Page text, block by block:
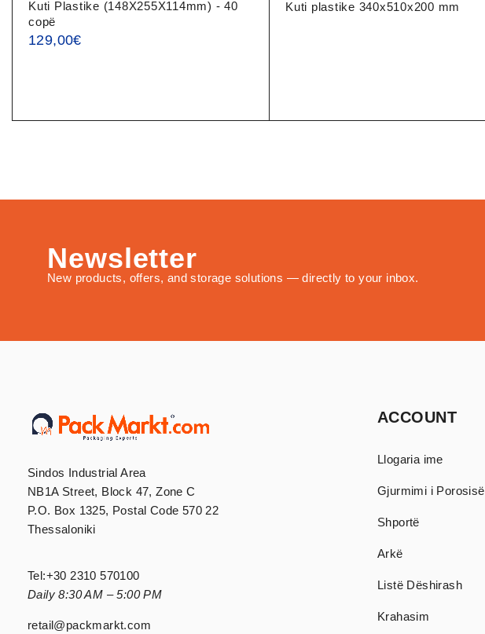
Kuti Plastike (148X255X114mm) - 40
copë
129,00€
Kuti plastike 340x510x200 mm
Newsletter
New products, offers, and storage solutions — directly to your inbox.
Sindos Industrial Area
NB1A Street, Block 47, Zone C
P.O. Box 1325, Postal Code 570 22
Thessaloniki
Tel:+30 2310 570100
Daily 8:30 AM – 5:00 PM
retail@packmarkt.com
ACCOUNT
Llogaria ime
Gjurmimi i Porosisë
Shportë
Arkë
Listë Dëshirash
Krahasim